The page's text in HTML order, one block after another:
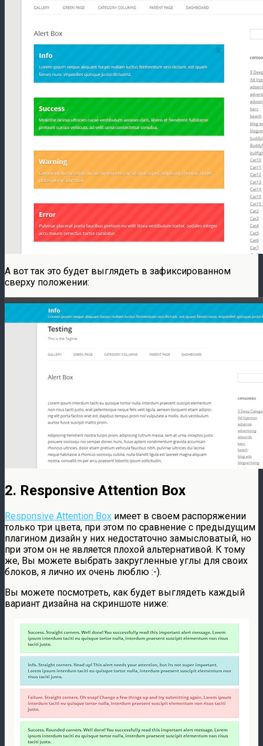
А вот так это будет выглядеть в зафиксированном
сверху положении:
2. Responsive Attention Box
Responsive Attention Box имеет в своем распоряжении
только три цвета, при этом по сравнение с предыдущим
плагином дизайн у них недостаточно замысловатый, но
при этом он не является плохой альтернативой. К тому
же, Вы можете выбрать закругленные углы для своих
блоков, я лично их очень люблю :-).
Вы можете посмотреть, как будет выглядеть каждый
вариант дизайна на скриншоте ниже: